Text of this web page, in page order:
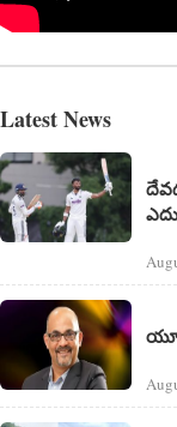
Latest News